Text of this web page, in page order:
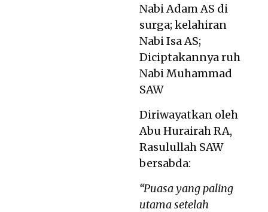
Nabi Adam AS di
surga; kelahiran
Nabi Isa AS;
Diciptakannya ruh
Nabi Muhammad
SAW
Diriwayatkan oleh
Abu Hurairah RA,
Rasulullah SAW
bersabda:
“Puasa yang paling
utama setelah